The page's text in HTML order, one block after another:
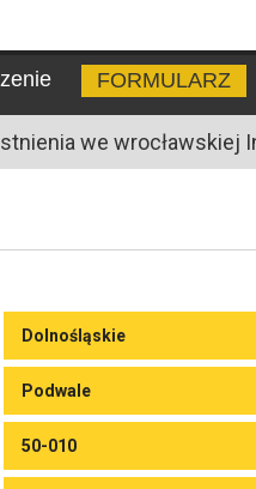
FORMULARZ
we wrocławskiej
Dolnośląskie
Podwale
50-010